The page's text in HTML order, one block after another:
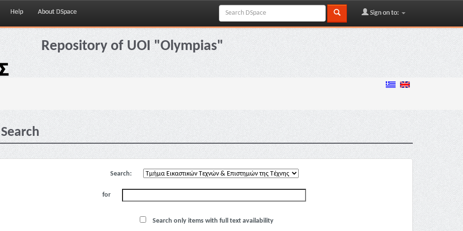
Help About DSpace Sign on to:
Repository of UOI "Olympias"
Search
Search:
for
Search only items with full text availability